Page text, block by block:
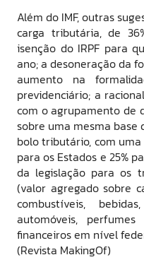
Além do IMF, outras
carga tributária, de
isenção do IRPF para
ano; a desoneração da
aumento na
previdenciário; a
com o agrupamento de
sobre uma mesma
bolo tributário, com uma
para os Estados e 25%
da legislação para os
(valor agregado sobre
combustíveis,
automóveis,
financeiros em nível
(Revista MakingOf)